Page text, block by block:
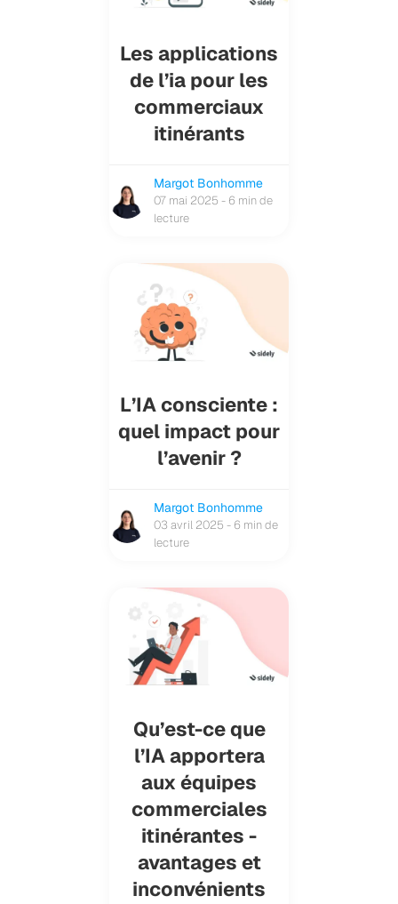
Les applications
de l’ia pour les
commerciaux
itinérants
Margot Bonhomme
07 mai 2025 - 6 min de
lecture
L’IA consciente :
quel impact pour
l’avenir ?
Margot Bonhomme
03 avril 2025 - 6 min de
lecture
Qu’est-ce que
l’IA apportera
aux équipes
commerciales
itinérantes -
avantages et
inconvénients